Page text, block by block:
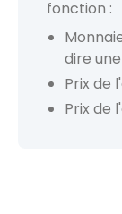
fonction :
dire
Prix de
Prix de